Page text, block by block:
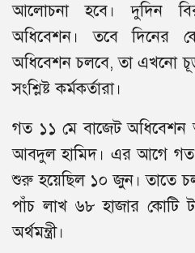
আলোচনা হবে। দুদিন
অধিবেশন। তবে দিনের
অধিবেশন চলবে, তা এখনো
সংশ্লিষ্ট কর্মকর্তারা।
গত ১১ মে বাজেট অধিবেশন
আবদুল হামিদ। এর আগে গত
শুরু হয়েছিল ১০ জুন। তাতে
পাঁচ লাখ ৬৮ হাজার কোটি
অর্থমন্ত্রী।